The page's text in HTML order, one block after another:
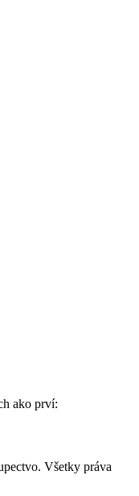
ako prví:
Všetky práva